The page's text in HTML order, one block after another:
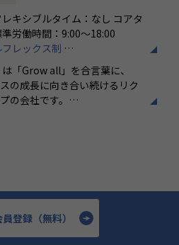
より、Web・アプリ等のサー
ただく場合もございます
ます
ックデザイナーとしてのご経験
ジションです
キシブルタイム：なし コアタ
：なし 標準労働時間：9:00〜18:00
フレックス制
無： 有（月平均5時間～10時
分
「Grow all」を合言葉に、
の成長に向き合い続けるリク
の会社です。
て、お客様のビジネスに伴走
葉を企業のVisionとしていま
応募する
登録（無料）